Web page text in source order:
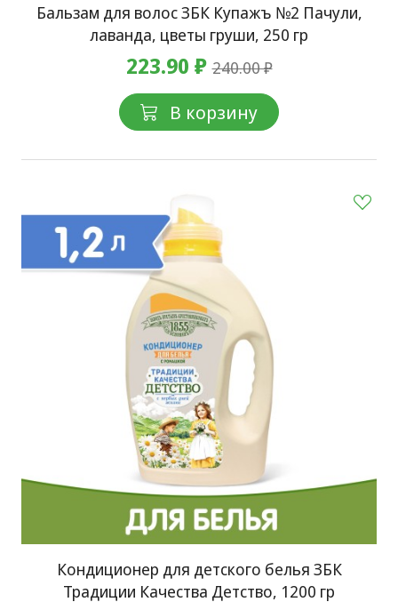
Бальзам для волос ЗБК Купажъ №2 Пачули,
лаванда, цветы груши, 250 гр
223.90 ₽240.00 ₽
В корзину
Кондиционер для детского белья ЗБК
Традиции Качества Детство, 1200 гр